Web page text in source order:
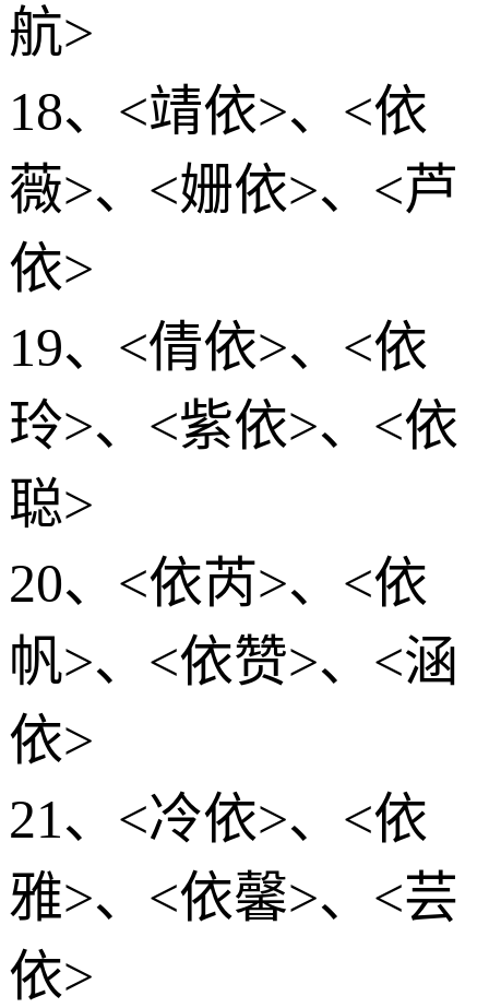
航>
18、<靖依>、<依
薇>、<姗依>、<芦
依>
19、<倩依>、<依
玲>、<紫依>、<依
聪>
20、<依芮>、<依
帆>、<依赞>、<涵
依>
21、<冷依>、<依
雅>、<依馨>、<芸
依>